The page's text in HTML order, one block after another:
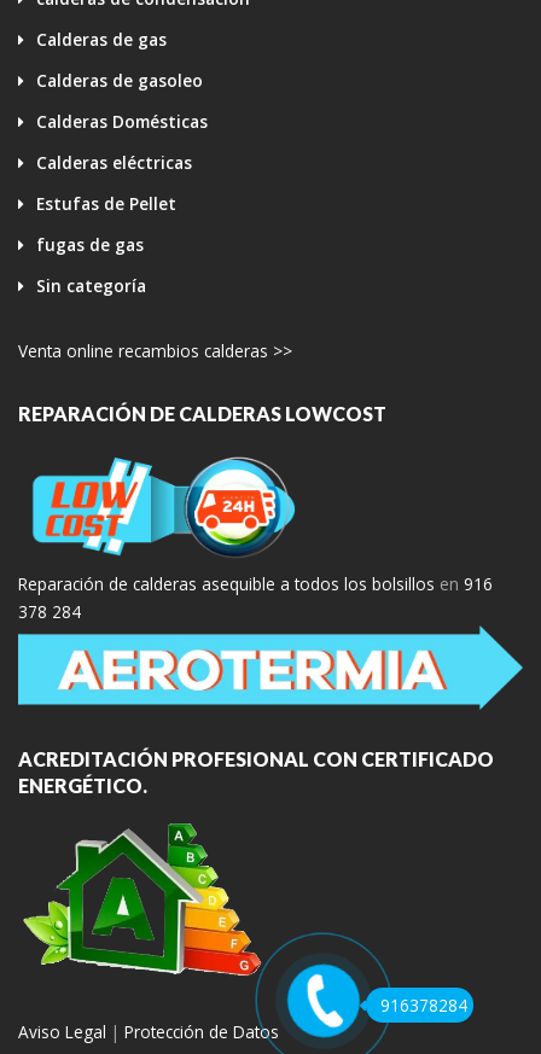
Calderas de gas
Calderas de gasoleo
Calderas Domésticas
Calderas eléctricas
Estufas de Pellet
fugas de gas
Sin categoría
Venta online recambios calderas >>
REPARACIÓN DE CALDERAS LOWCOST
Reparación de calderas asequible a todos los bolsillos en 916
378 284
ACREDITACIÓN PROFESIONAL CON CERTIFICADO
ENERGÉTICO.
Aviso Legal | Protección de Datos
916378284